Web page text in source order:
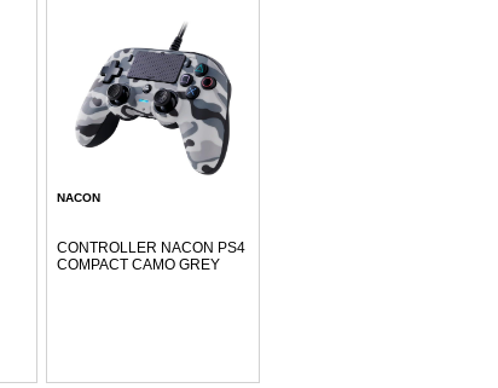
NACON
CONTROLLER NACON PS4
COMPACT CAMO GREY